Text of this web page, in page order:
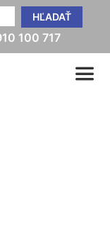
HĽADAŤ
100 717